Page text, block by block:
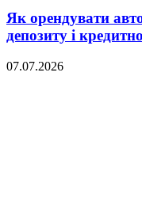
Як орендувати
депозиту і
07.07.2026